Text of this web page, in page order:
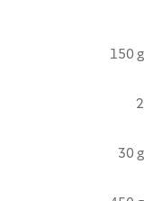
150 g
2
30 g